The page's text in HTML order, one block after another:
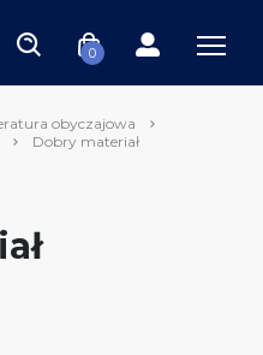
0
obyczajowa
Dobry materiał